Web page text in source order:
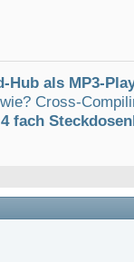
Hub als MP3-
Cross-
fach